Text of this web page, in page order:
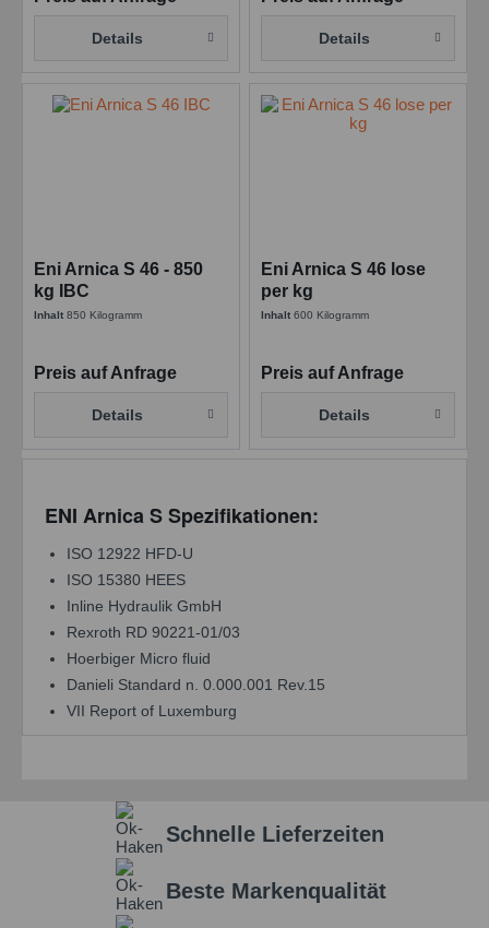
Details Details
Eni Arnica S 46 - 850
kg IBC
Inhalt850 Kilogramm
Preis auf Anfrage
Details
Eni Arnica S 46 lose
per kg
Inhalt600 Kilogramm
Preis auf Anfrage
Details
ENI Arnica S Spezifikationen:
ISO 12922 HFD-U
ISO 15380 HEES
Inline Hydraulik GmbH
Rexroth RD 90221-01/03
Hoerbiger Micro fluid
Danieli Standard n. 0.000.001 Rev.15
VII Report of Luxemburg
Schnelle Lieferzeiten
Beste Markenqualität